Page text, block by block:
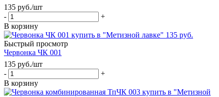
135 руб./шт
-
+
В корзину
Быстрый просмотр
Червонка ЧК 001
135 руб./шт
-
+
В корзину